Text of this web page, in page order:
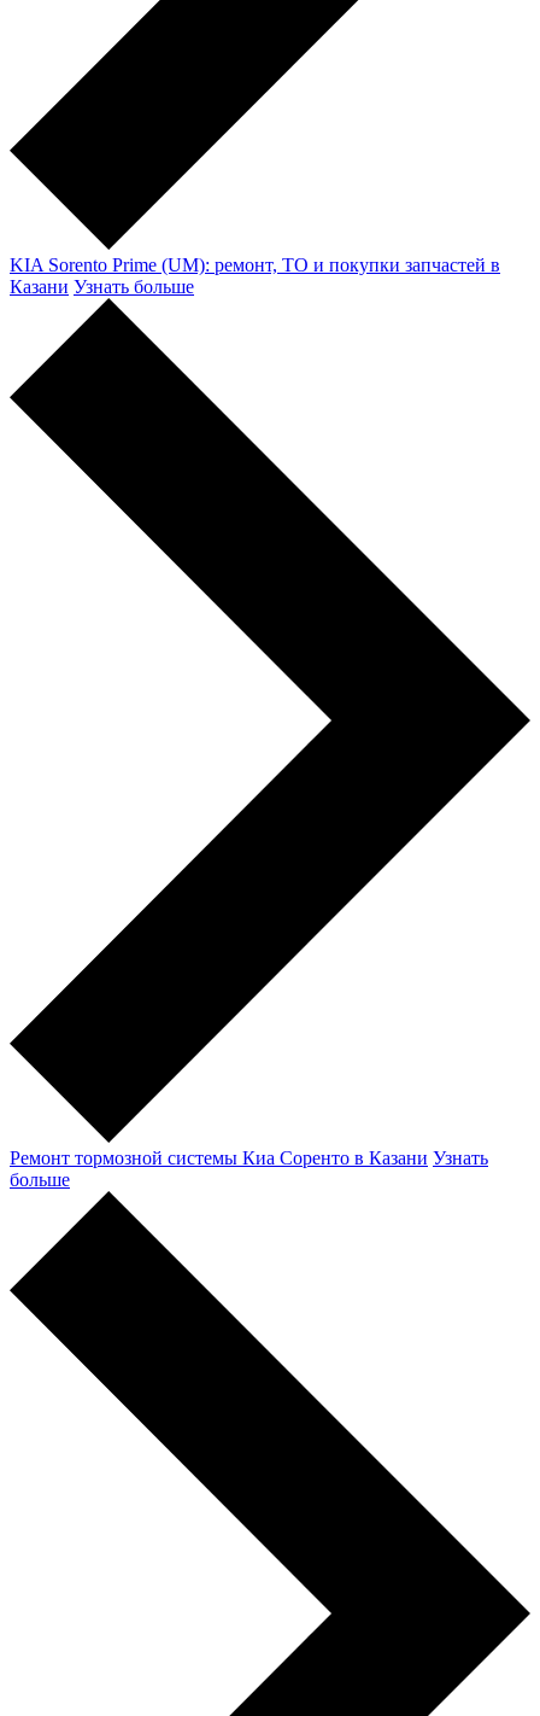
KIA Sorento Prime (UM): ремонт, ТО и покупки запчастей в
Казани Узнать больше
Ремонт тормозной системы Киа Соренто в Казани Узнать
больше